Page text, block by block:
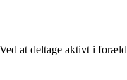
at deltage aktivt i